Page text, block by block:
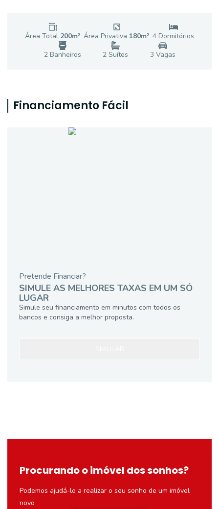
Área Total 200m² Área Privativa 180m² 4 Dormitórios
2Banheiros 2 Suítes 3 Vagas
Financiamento Fácil
Pretende Financiar?
SIMULE AS MELHORES TAXAS EM UM SÓ
LUGAR
Simule seu financiamento em minutos com todos os
bancos e consiga a melhor proposta.
Procurando o imóvel dos sonhos?
Podemos ajudá-lo a realizar o seu sonho de um imóvel
novo